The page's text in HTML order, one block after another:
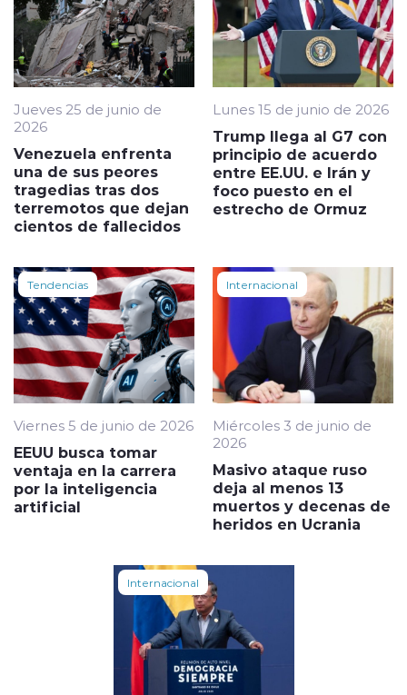
Jueves 25 de junio de
2026
Venezuela enfrenta
una de sus peores
tragedias tras dos
terremotos que dejan
cientos de fallecidos
Lunes 15 de junio de 2026
Trump llega al G7 con
principio de acuerdo
entre EE.UU. e Irán y
foco puesto en el
estrecho de Ormuz
Tendencias
Viernes 5 de junio de 2026
EEUU busca tomar
ventaja en la carrera
por la inteligencia
artificial
Internacional
Miércoles 3 de junio de
2026
Masivo ataque ruso
deja al menos 13
muertos y decenas de
heridos en Ucrania
Internacional